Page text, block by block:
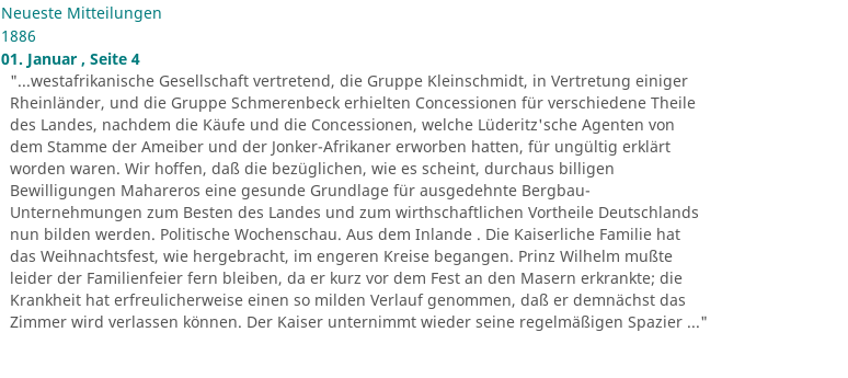
Neueste Mitteilungen
1886
01. Januar , Seite 4
"...westafrikanische Gesellschaft vertretend, die Gruppe Kleinschmidt, in Vertretung einiger
Rheinländer, und die Gruppe Schmerenbeck erhielten Concessionen für verschiedene Theile
des Landes, nachdem die Käufe und die Concessionen, welche Lüderitz'sche Agenten von
dem Stamme der Ameiber und der Jonker-Afrikaner erworben hatten, für ungültig erklärt
worden waren. Wir hoffen, daß die bezüglichen, wie es scheint, durchaus billigen
Bewilligungen Mahareros eine gesunde Grundlage für ausgedehnte Bergbau-
Unternehmungen zum Besten des Landes und zum wirthschaftlichen Vortheile Deutschlands
nun bilden werden. Politische Wochenschau. Aus dem Inlande . Die Kaiserliche Familie hat
das Weihnachtsfest, wie hergebracht, im engeren Kreise begangen. Prinz Wilhelm mußte
leider der Familienfeier fern bleiben, da er kurz vor dem Fest an den Masern erkrankte; die
Krankheit hat erfreulicherweise einen so milden Verlauf genommen, daß er demnächst das
Zimmer wird verlassen können. Der Kaiser unternimmt wieder seine regelmäßigen Spazier ..."